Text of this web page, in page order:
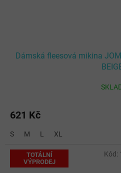
Dámská fleesová mikina
621 Kč
S M L XL
TOTÁLNÍ
VÝPRODEJ
Kód: